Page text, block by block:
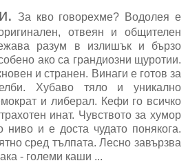
За кво говорехме? Водолея е
отвеян и общителен
разум в излишък и бързо
ако са грандиозни щуротии.
и странен. Винаги е готов за
Хубаво тяло и уникално
и либерал. Кефи го всичко
инат. Чувството за хумор
ниво и е доста чудато понякога.
сред тълпата. Лесно завързва
- големи каши ...